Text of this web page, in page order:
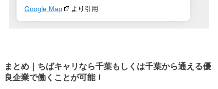
Google Map より引用
まとめ｜ちばキャリなら千葉もしくは千葉から通える優
良企業で働くことが可能！